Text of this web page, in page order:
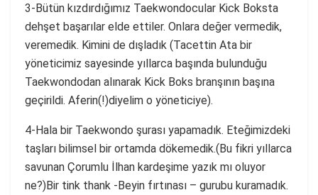
3-Bütün kızdırdığımız Taekwondocular Kick Boksta
dehşet başarılar elde ettiler. Onlara değer vermedik,
veremedik. Kimini de dışladık (Tacettin Ata bir
yöneticimiz sayesinde yıllarca başında bulunduğu
Taekwondodan alınarak Kick Boks branşının başına
geçirildi. Aferin(!)diyelim o yöneticiye).
4-Hala bir Taekwondo şurası yapamadık. Eteğimizdeki
taşları bilimsel bir ortamda dökemedik.(Bu fikri yıllarca
savunan Çorumlu İlhan kardeşime yazık mı oluyor
ne?)Bir tink thank -Beyin fırtınası – gurubu kuramadık.